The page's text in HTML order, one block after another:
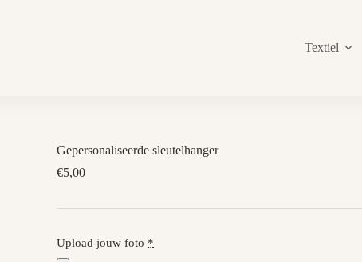
Textiel
Gepersonaliseerde sleutelhanger
€5,00
Upload jouw foto *